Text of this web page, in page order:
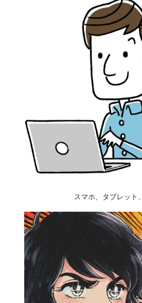
スマホ、タブレット